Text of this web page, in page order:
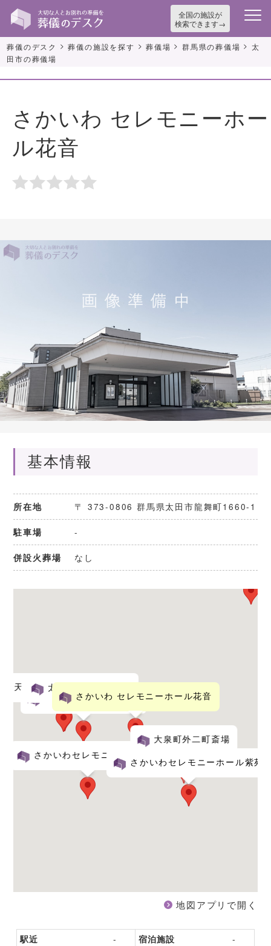
全国の施設が
検索できます
葬儀のデスク >葬儀の施設を探す >葬儀場 >群馬県の葬儀場 >太
田市の葬儀場
さかいわ セレモニーホー
ル花音
基本情報
所在地 〒 373-0806 群馬県太田市龍舞町1660-1
駐車場 -
併設火葬場 なし
天国社 シティーホール太田
さかいわ セレモニーホール花音
さかいわセレモニーホール偲
太田メモリードホール
大泉町外二町斎場
さかいわセレモニーホール紫苑
太田市斎場
地図アプリで開く
駅近 - 宿泊施設
-